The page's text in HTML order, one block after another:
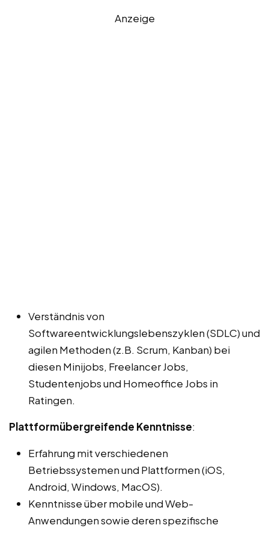
Anzeige
Verständnis von
Softwareentwicklungslebenszyklen (SDLC) und
agilen Methoden (z.B. Scrum, Kanban) bei
diesen Minijobs, Freelancer Jobs,
Studentenjobs und Homeoffice Jobs in
Ratingen.
Plattformübergreifende Kenntnisse:
Erfahrung mit verschiedenen
Betriebssystemen und Plattformen (iOS,
Android, Windows, MacOS).
Kenntnisse über mobile und Web-
Anwendungen sowie deren spezifische